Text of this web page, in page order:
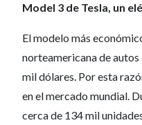
Model 3 de Tesla, un
El modelo más
norteamericana de
mil dólares. Por esta
en el mercado mundial.
cerca de 134 mil